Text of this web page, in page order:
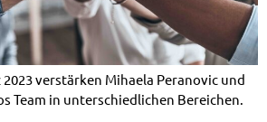
verstärken Mihaela Peranovic und
Team in unterschiedlichen Bereichen.